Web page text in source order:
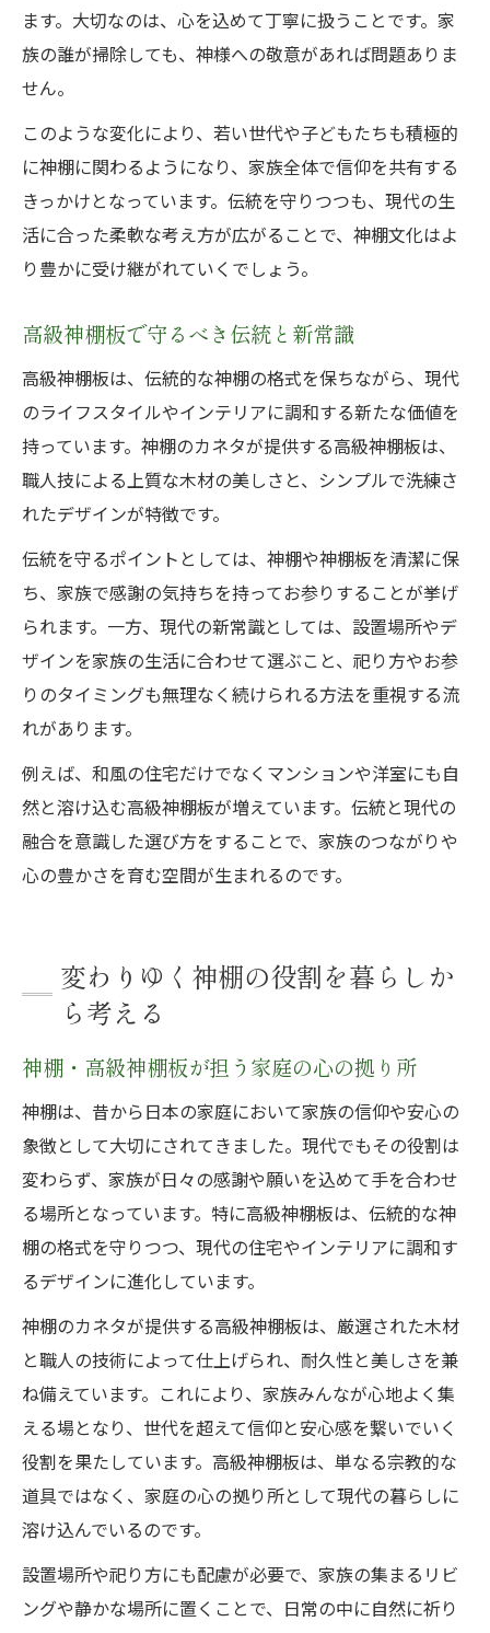
ます。大切なのは、心を込めて丁寧に扱うことです。家
族の誰が掃除しても、神様への敬意があれば問題ありま
せん。
このような変化により、若い世代や子どもたちも積極的
に神棚に関わるようになり、家族全体で信仰を共有する
きっかけとなっています。伝統を守りつつも、現代の生
活に合った柔軟な考え方が広がることで、神棚文化はよ
り豊かに受け継がれていくでしょう。
高級神棚板で守るべき伝統と新常識
高級神棚板は、伝統的な神棚の格式を保ちながら、現代
のライフスタイルやインテリアに調和する新たな価値を
持っています。神棚のカネタが提供する高級神棚板は、
職人技による上質な木材の美しさと、シンプルで洗練さ
れたデザインが特徴です。
伝統を守るポイントとしては、神棚や神棚板を清潔に保
ち、家族で感謝の気持ちを持ってお参りすることが挙げ
られます。一方、現代の新常識としては、設置場所やデ
ザインを家族の生活に合わせて選ぶこと、祀り方やお参
りのタイミングも無理なく続けられる方法を重視する流
れがあります。
例えば、和風の住宅だけでなくマンションや洋室にも自
然と溶け込む高級神棚板が増えています。伝統と現代の
融合を意識した選び方をすることで、家族のつながりや
心の豊かさを育む空間が生まれるのです。
変わりゆく神棚の役割を暮らしか
ら考える
神棚・高級神棚板が担う家庭の心の拠り所
神棚は、昔から日本の家庭において家族の信仰や安心の
象徴として大切にされてきました。現代でもその役割は
変わらず、家族が日々の感謝や願いを込めて手を合わせ
る場所となっています。特に高級神棚板は、伝統的な神
棚の格式を守りつつ、現代の住宅やインテリアに調和す
るデザインに進化しています。
神棚のカネタが提供する高級神棚板は、厳選された木材
と職人の技術によって仕上げられ、耐久性と美しさを兼
ね備えています。これにより、家族みんなが心地よく集
える場となり、世代を超えて信仰と安心感を繋いでいく
役割を果たしています。高級神棚板は、単なる宗教的な
道具ではなく、家庭の心の拠り所として現代の暮らしに
溶け込んでいるのです。
設置場所や祀り方にも配慮が必要で、家族の集まるリビ
ングや静かな場所に置くことで、日常の中に自然に祈り